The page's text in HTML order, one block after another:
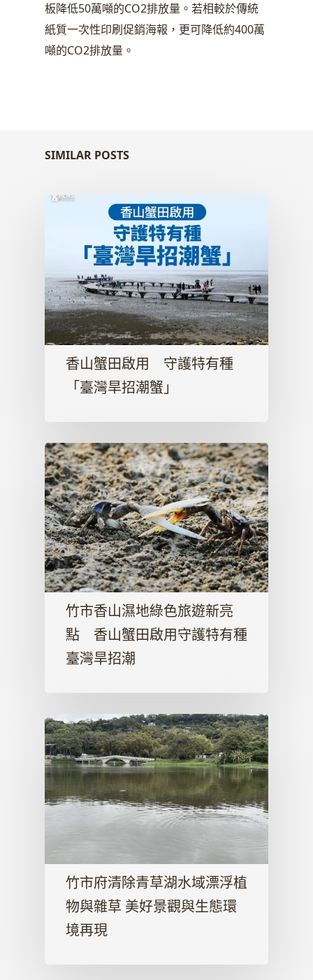
板降低50萬噸的CO2排放量。若相較於傳統
紙質一次性印刷促銷海報，更可降低約400萬
噸的CO2排放量。
SIMILAR POSTS
香山蟹田啟用 守護特有種
「臺灣旱招潮蟹」
竹市香山濕地綠色旅遊新亮
點 香山蟹田啟用守護特有種
臺灣旱招潮
竹市府清除青草湖水域漂浮植
物與雜草 美好景觀與生態環
境再現